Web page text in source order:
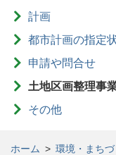
計画
都市計画の指定
申請や問合せ
土地区画整理事
その他
ホーム > 環境・まちづ